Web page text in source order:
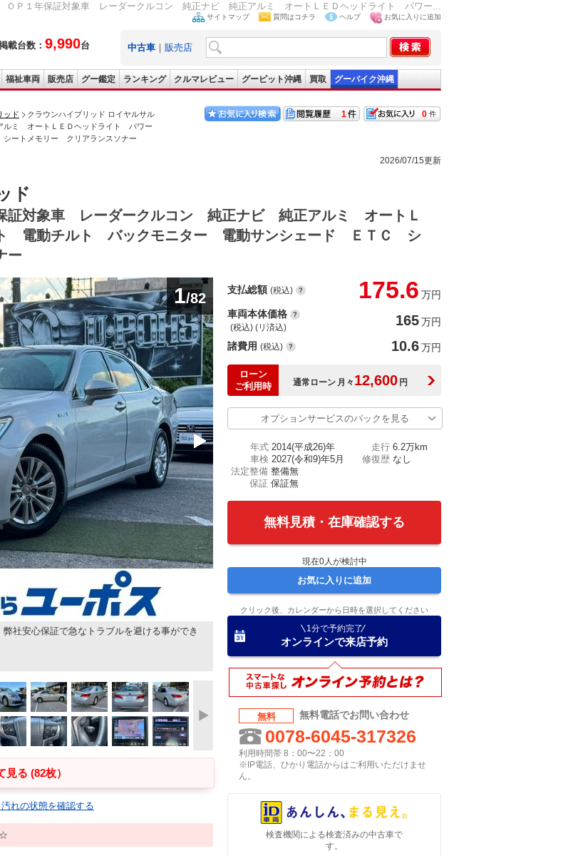
ＯＰ１年保証対象車 レーダークルコン 純正ナビ 純正アルミ オートＬＥＤヘッドライト パワー...
載台数： 9,990台
サイトマップ 質問はコチラ ヘルプ お気に入りに追加
中古車 ｜ 販売店
福祉車両 販売店 グー鑑定 ランキング クルマレビュー グーピット沖縄 買取 グーバイク沖縄
ッド
クラウンハイブリッド ロイヤルサル
ミ オートＬＥＤヘッドライト パワー
ートメモリー クリアランスソナー
0
1
2026/07/15更新
ド
証対象車 レーダークルコン 純正ナビ 純正アルミ オートＬ
電動チルト バックモニター 電動サンシェード ＥＴＣ シ
ー
社安心保証で急なトラブルを避ける事ができ
1/82
る (82枚）
れの状態を確認する
☆
支払総額 (税込) 175.6 万円
車両本体価格
(税込) (リ済込) 165万円
諸費用 (税込) 10.6万円
ローン
ご利用時
通常ローン 月々 12,600 円
オプションサービスのパックを見る
年式 2014(平成26)年 走行 6.2万km
車検 2027(令和9)年5月 修復歴 なし
法定整備 整備無
保証 保証無
無料見積・在庫確認する
現在0人が検討中
お気に入りに追加
クリック後、カレンダーから日時を選択してください
1分で予約完了
オンラインで来店予約
無料 無料電話でお問い合わせ
0078-6045-317326
利用時間帯 8：00〜22：00
※IP電話、ひかり電話からはご利用いただけませ
ん。
検査機関による検査済みの中古車で
す。